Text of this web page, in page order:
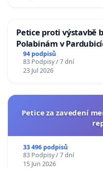
Petice proti výstavbě
Polabinám v
94 podpisů
83 Podpisy / 7 dní
23 Jul 2026
Petice za zavedení
33 496 podpisů
83 Podpisy / 7 dní
15 Jun 2026